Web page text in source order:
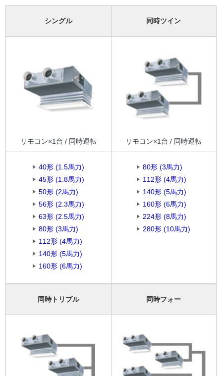
シングル
リモコン×1台 / 同時運転
40形 (1.5馬力)
45形 (1.8馬力)
50形 (2馬力)
56形 (2.3馬力)
63形 (2.5馬力)
80形 (3馬力)
112形 (4馬力)
140形 (5馬力)
160形 (6馬力)
同時ツイン
リモコン×1台 / 同時運転
80形 (3馬力)
112形 (4馬力)
140形 (5馬力)
160形 (6馬力)
224形 (8馬力)
280形 (10馬力)
同時トリプル 同時フォー